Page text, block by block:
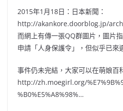
2015年1月18日：日本新聞：
http://akankore.doorblog.jp/
而網上有傳一張QQ群圖片，圖片
申請「人身保護令」，但似乎已來
事件仍未完結，大家可以在萌娘百
http://zh.moegirl.org/
%B0%E5%A8%98%…